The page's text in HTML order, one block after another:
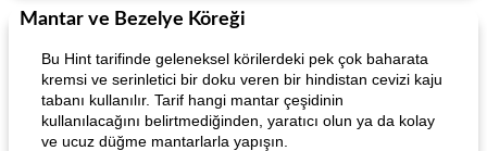
Lime, Chili and Brown Sugar Pork Chops Hazelnut-Crusted Salmon
Mantar ve Bezelye Köreği
Bu Hint tarifinde geleneksel körilerdeki pek çok baharata
kremsi ve serinletici bir doku veren bir hindistan cevizi kaju
tabanı kullanılır. Tarif hangi mantar çeşidinin
kullanılacağını belirtmediğinden, yaratıcı olun ya da kolay
ve ucuz düğme mantarlarla yapışın.